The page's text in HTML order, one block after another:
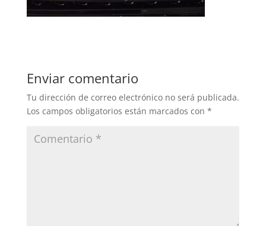
Enviar comentario
Tu dirección de correo electrónico no será publicada.
Los campos obligatorios están marcados con *